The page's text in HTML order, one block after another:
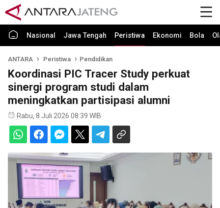
Nasional Jawa Tengah Peristiwa Ekonomi Bola
ANTARA Peristiwa Pendidikan
Koordinasi PIC Tracer Study perkuat
sinergi program studi dalam
meningkatkan partisipasi alumni
Rabu, 8 Juli 2026 08:39 WIB